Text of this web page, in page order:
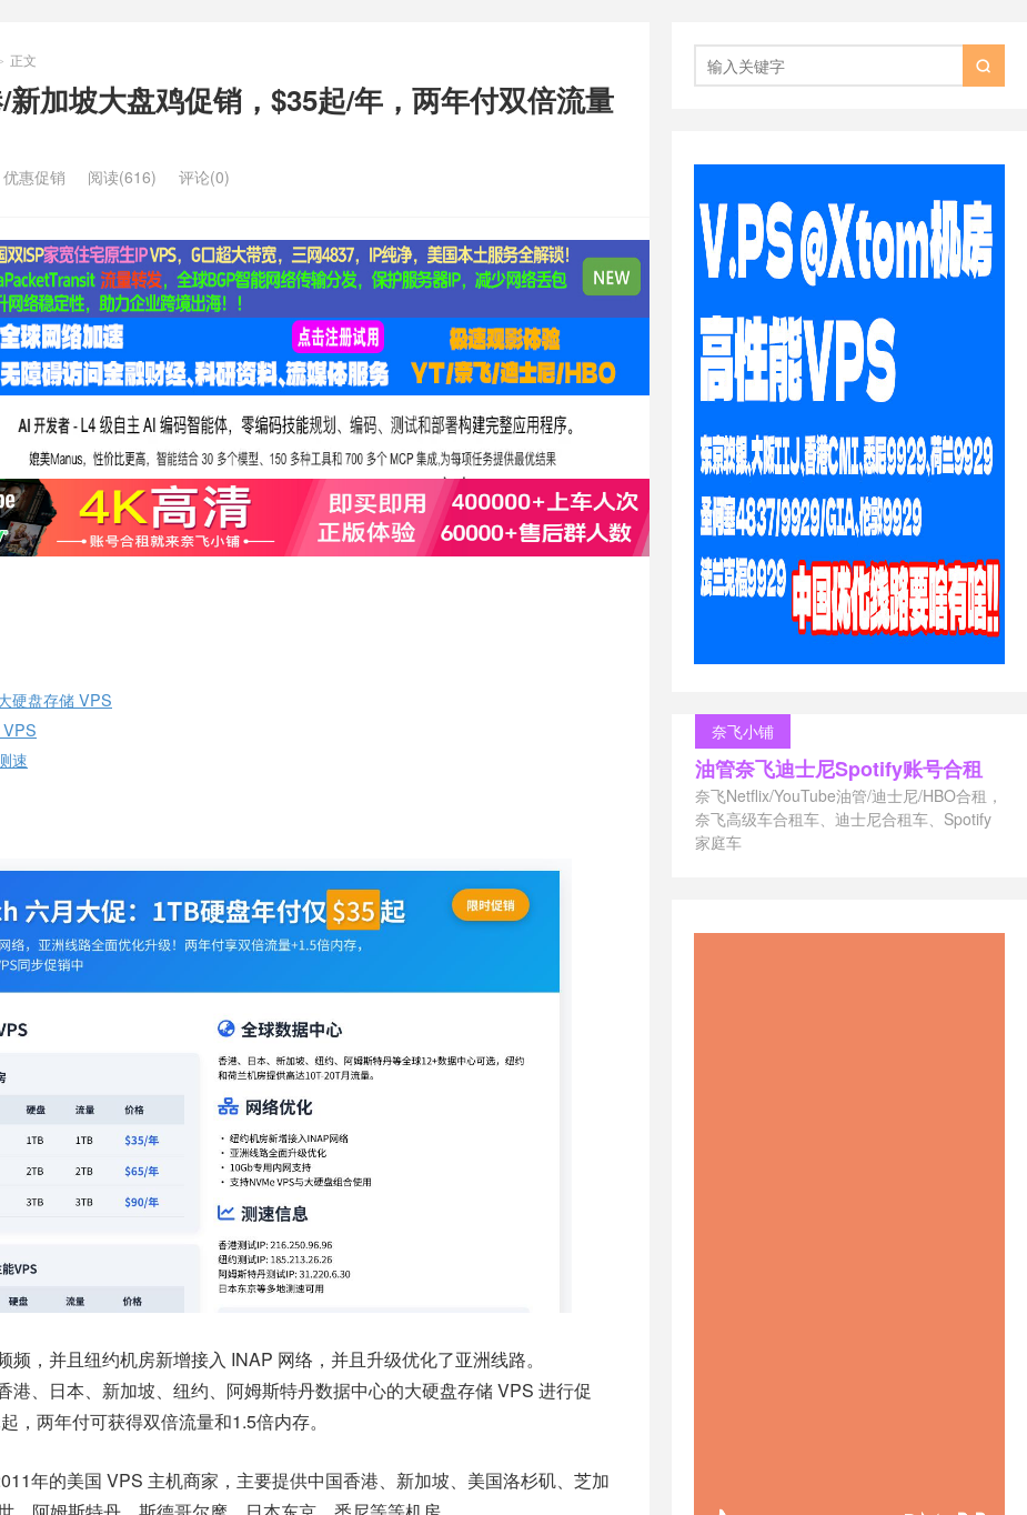
> 正文
加坡大盘鸡促销，$35起/年，两年付双倍流量
优惠促销 阅读(616) 评论(0)
硬盘存储 VPS
速
频，并且纽约机房新增接入 INAP 网络，并且升级优化了亚洲线路。
港、日本、新加坡、纽约、阿姆斯特丹数据中心的大硬盘存储 VPS 进行促
，两年付可获得双倍流量和1.5倍内存。
年的美国 VPS 主机商家，主要提供中国香港、新加坡、美国洛杉矶、芝加

奈飞小铺
油管奈飞迪士尼Spotify账号合租
奈飞Netflix/YouTube油管/迪士尼/HBO合租，
奈飞高级车合租车、迪士尼合租车、Spotify
家庭车